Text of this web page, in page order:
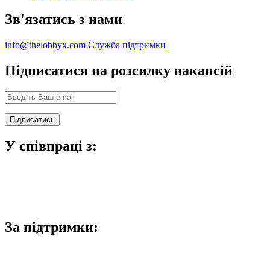
Зв'язатись з нами
info@thelobbyx.com Служба підтримки
Підписатися на розсилку вакансій
У співпраці з:
За підтримки: